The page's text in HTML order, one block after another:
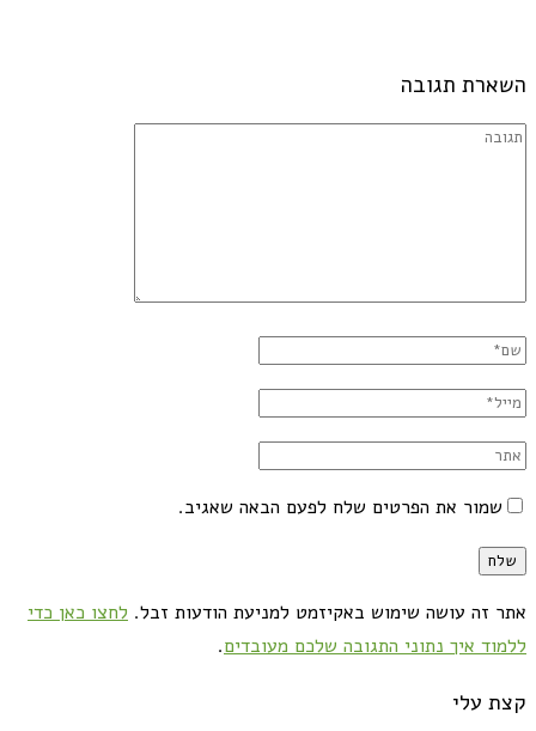
השארת תגובה
שמור את הפרטים שלח לפעם הבאה שאגיב.
אתר זה עושה שימוש באקיזמט למניעת הודעות זבל. לחצו כאן כדי
ללמוד איך נתוני התגובה שלכם מעובדים.
קצת עלי